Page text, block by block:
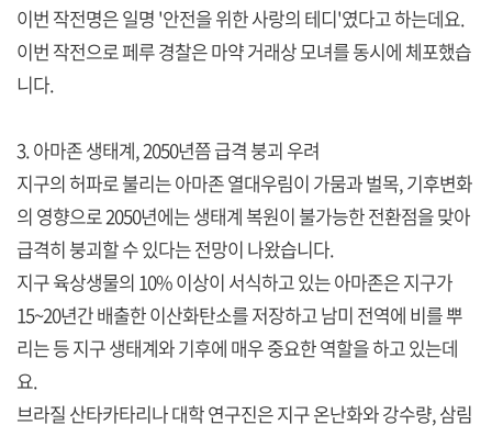
이번 작전명은 일명 '안전을 위한 사랑의 테디'였다고 하는데요.
이번 작전으로 페루 경찰은 마약 거래상 모녀를 동시에 체포했습
니다.
3. 아마존 생태계, 2050년쯤 급격 붕괴 우려
지구의 허파로 불리는 아마존 열대우림이 가뭄과 벌목, 기후변화
의 영향으로 2050년에는 생태계 복원이 불가능한 전환점을 맞아
급격히 붕괴할 수 있다는 전망이 나왔습니다.
지구 육상생물의 10% 이상이 서식하고 있는 아마존은 지구가
15~20년간 배출한 이산화탄소를 저장하고 남미 전역에 비를 뿌
리는 등 지구 생태계와 기후에 매우 중요한 역할을 하고 있는데
요.
브라질 산타카타리나 대학 연구진은 지구 온난화와 강수량, 삼림